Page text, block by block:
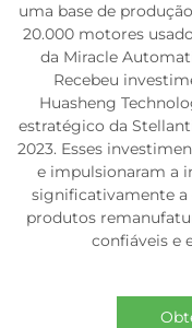
uma base de
20.000 motores
da Miracle
Recebeu
Huasheng
estratégico da
2023. Esses
e impulsionaram a
significativamente
produtos
confiáveis e